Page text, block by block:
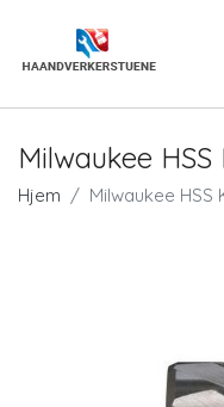
Milwaukee
Hjem Milwaukee